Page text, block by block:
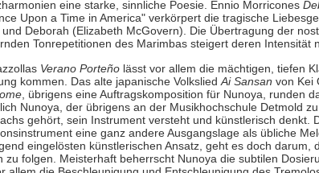
eine starke, sinnliche Poesie. Ennio Morricones
Upon a Time in America" verkörpert die tragische
und Deborah (Elizabeth McGovern). Die Übertragung der
Tonrepetitionen des Marimbas steigert deren Intensität
Verano Porteñolässt vor allem die mächtigen, tiefen
kommen. Das alte japanische Volkslied Ai Sansan von Kei
, übrigens eine Auftragskomposition für Nunoya, runden
Nunoya, der übrigens an der Musikhochschule Detmold
gehört, sein Instrument versteht und künstlerisch denkt.
eine ganz andere Ausgangslage als übliche
eingelösten künstlerischen Ansatz, geht es doch darum,
zu folgen. Meisterhaft beherrscht Nunoya die subtilen